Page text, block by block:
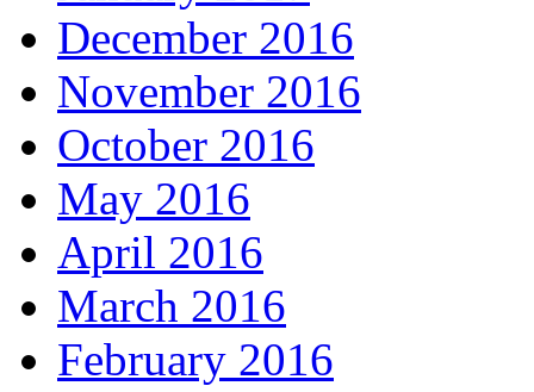
December 2016
November 2016
October 2016
May 2016
April 2016
March 2016
February 2016